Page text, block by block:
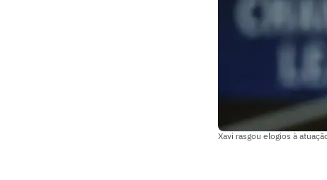
Xavi rasgou elogios à